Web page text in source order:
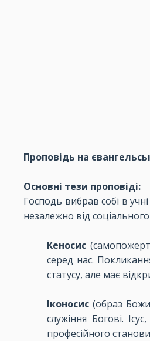
Проповідь на
Основні тези проповіді:
Господь вибрав собі в
незалежно від
Кеносис
серед нас.
статусу, але має
Іконосис (образ
служіння Богові.
професійного